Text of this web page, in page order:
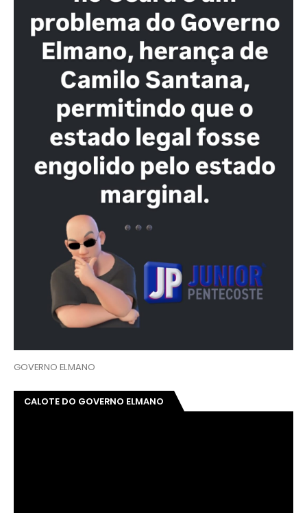
GOVERNO ELMANO
CALOTE DO GOVERNO ELMANO